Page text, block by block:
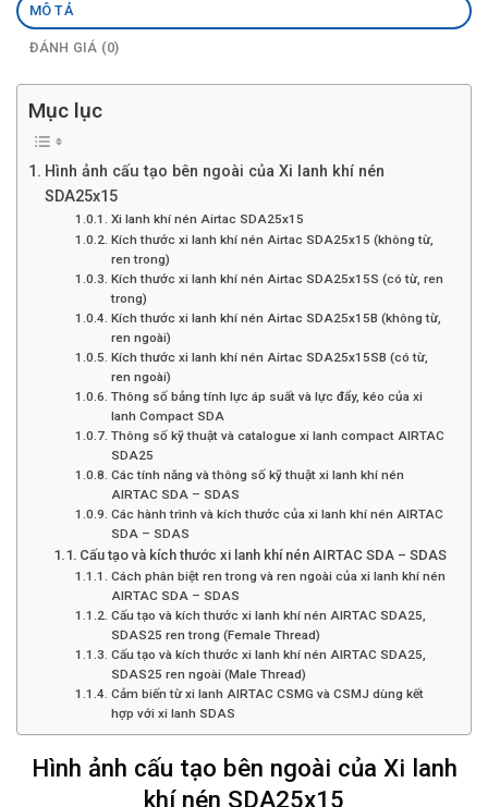
MÔ TẢ
ĐÁNH GIÁ (0)
Mục lục
Hình ảnh cấu tạo bên ngoài của Xi lanh khí nén
SDA25x15
Xi lanh khí nén Airtac SDA25x15
Kích thước xi lanh khí nén Airtac SDA25x15 (không từ,
ren trong)
Kích thước xi lanh khí nén Airtac SDA25x15S (có từ, ren
trong)
Kích thước xi lanh khí nén Airtac SDA25x15B (không từ,
ren ngoài)
Kích thước xi lanh khí nén Airtac SDA25x15SB (có từ,
ren ngoài)
Thông số bảng tính lực áp suất và lực đẩy, kéo của xi
lanh Compact SDA
Thông số kỹ thuật và catalogue xi lanh compact AIRTAC
SDA25
Các tính năng và thông số kỹ thuật xi lanh khí nén
AIRTAC SDA – SDAS
Các hành trình và kích thước của xi lanh khí nén AIRTAC
SDA – SDAS
Cấu tạo và kích thước xi lanh khí nén AIRTAC SDA – SDAS
Cách phân biệt ren trong và ren ngoài của xi lanh khí nén
AIRTAC SDA – SDAS
Cấu tạo và kích thước xi lanh khí nén AIRTAC SDA25,
SDAS25 ren trong (Female Thread)
Cấu tạo và kích thước xi lanh khí nén AIRTAC SDA25,
SDAS25 ren ngoài (Male Thread)
Cảm biến từ xi lanh AIRTAC CSMG và CSMJ dùng kết
hợp với xi lanh SDAS
Hình ảnh cấu tạo bên ngoài của Xi lanh
khí nén SDA25x15